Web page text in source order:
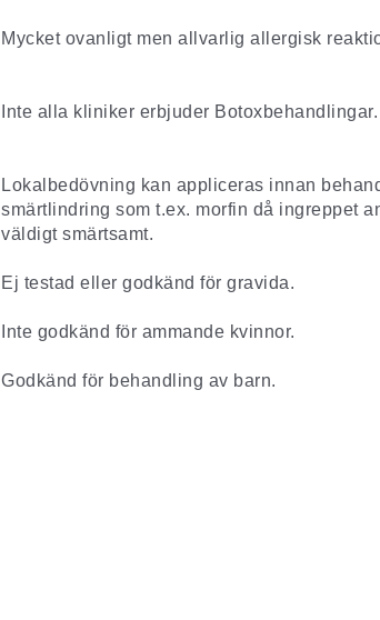
Mycket ovanligt men allvarlig allergisk
Inte alla kliniker erbjuder Botoxbehandlingar.
Lokalbedövning kan appliceras innan
smärtlindring som t.ex. morfin då ingreppet
väldigt smärtsamt.
Ej testad eller godkänd för gravida.
Inte godkänd för ammande kvinnor.
Godkänd för behandling av barn.